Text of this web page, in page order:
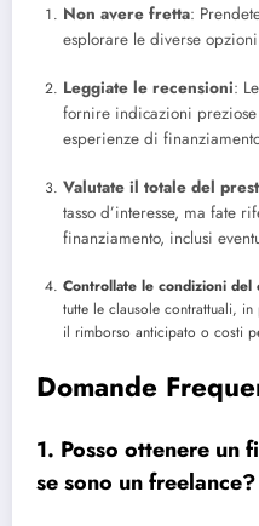
Non avere fretta:
esplorare le diverse
Leggiate le recensioni:
fornire indicazioni
esperienze di
Valutate il totale del
tasso d’interesse, ma fate
finanziamento, inclusi
Controllate le condizioni del
tutte le clausole contrattuali,
il rimborso anticipato o costi
Domande
1. Posso ottenere un
se sono un freelance?